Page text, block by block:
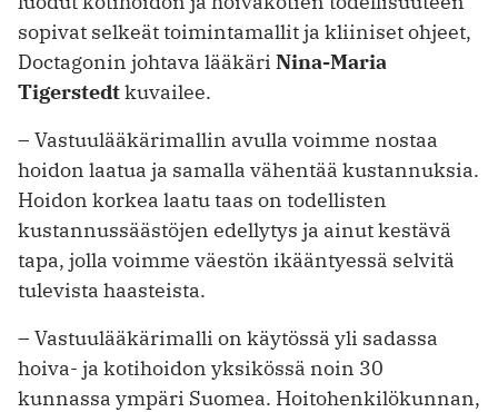
sopivat selkeät toimintamallit ja kliiniset ohjeet,
Doctagonin johtava lääkäri Nina-Maria
Tigerstedtkuvailee.
– Vastuulääkärimallin avulla voimme nostaa
hoidon laatua ja samalla vähentää kustannuksia.
Hoidon korkea laatu taas on todellisten
kustannussäästöjen edellytys ja ainut kestävä
tapa, jolla voimme väestön ikääntyessä selvitä
tulevista haasteista.
– Vastuulääkärimalli on käytössä yli sadassa
hoiva- ja kotihoidon yksikössä noin 30
kunnassa ympäri Suomea. Hoitohenkilökunnan,